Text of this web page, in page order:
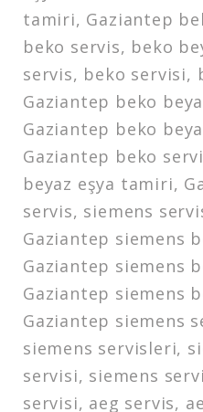
tamiri, Gaziantep
beko servis, beko
servis, beko servisi,
Gaziantep beko
Gaziantep beko
Gaziantep beko
beyaz eşya tamiri,
servis, siemens
Gaziantep siemens
Gaziantep siemens
Gaziantep siemens
Gaziantep siemens
siemens servisleri,
servisi, siemens
servisi, aeg servis,